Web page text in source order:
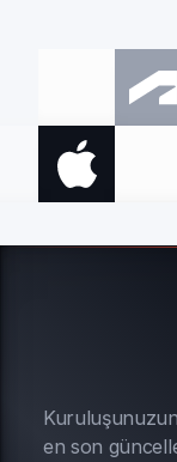
BÜLTEN
Kuruluşunuzun
en son